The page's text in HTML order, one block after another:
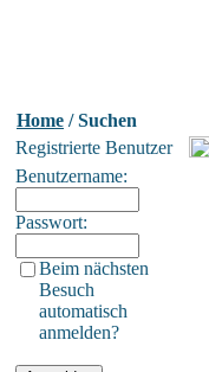
Home / Suchen
Registrierte Benutzer
Benutzername:
Passwort:
Beim nächsten
Besuch
automatisch
anmelden?